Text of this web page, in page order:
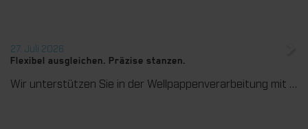
27. Juli 2026
Flexibel ausgleichen. Präzise stanzen.
Wir unterstützen Sie in der Wellpappenverarbeitung mit dem digitalen Zonenausgleich DZL|foil bei der Reduzierung von Rüstzeiten und dem zuverlässigen Ausgleich von Höhentoleranzen im Stanztiegel. Die individuell angepasste Folie sorgt für gleichmäßige Stanzergebnisse und stabile Produktionsprozesse – schnell, flexibel und ohne aufwendige mechanische Eingriffe.